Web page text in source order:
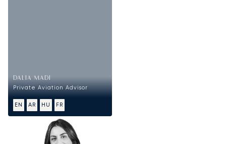
DALIA MADI
Private Aviation Advisor
EN AR HU FR